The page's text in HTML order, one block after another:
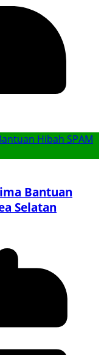
Bantuan
Selatan